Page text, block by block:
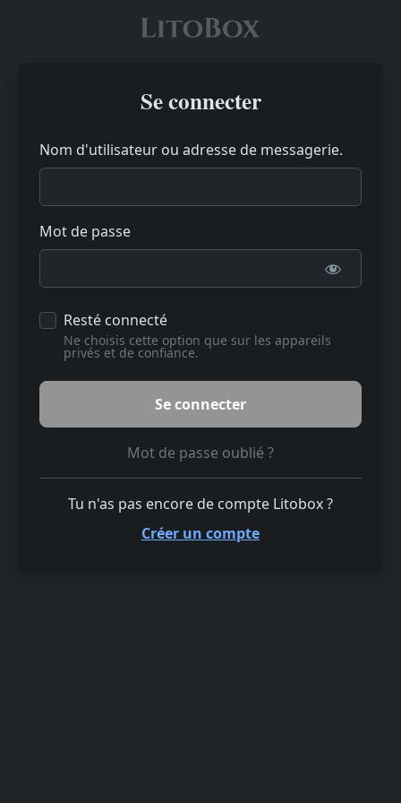
Se connecter
Nom d'utilisateur ou adresse de messagerie.
Mot de passe
Resté connecté
Ne choisis cette option que sur les appareils
privés et de confiance.
Mot de passe oublié ?
Tu n'as pas encore de compte Litobox ?
Créer un compte